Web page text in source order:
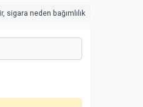
, sigara neden bağımlılık yapar